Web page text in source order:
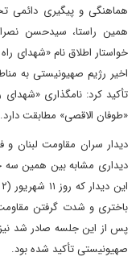
هماهنگی و پیگیری دائمی
همین راستا، سیدحسن
خواستار اطلاق نام «شهدای
اخیر رژیم صهیونیستی به
تأکید کرد: نامگذاری
«طوفان الاقصی» مطابقت دارد.
دیداری مشابه بین همین سه
باختری و شدت گرفتن مقاومت
پس از این جلسه صادر شد
صهیونیستی تأکید شده بود.